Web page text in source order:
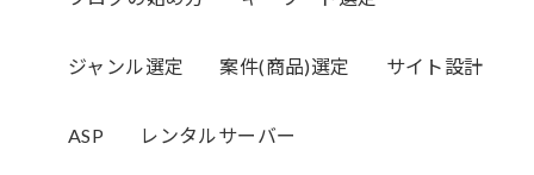
ジャンル選定 案件(商品)選定 サイト設計
ASP レンタルサーバー